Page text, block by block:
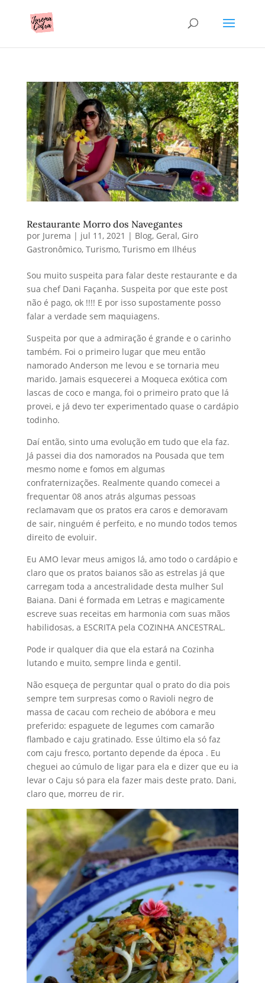
Restaurante Morro dos Navegantes
por Jurema | jul 11, 2021 | Blog, Geral, Giro
Gastronômico, Turismo, Turismo em Ilhéus
Sou muito suspeita para falar deste restaurante e da
sua chef Dani Façanha. Suspeita por que este post
não é pago, ok !!!! E por isso supostamente posso
falar a verdade sem maquiagens.
Suspeita por que a admiração é grande e o carinho
também. Foi o primeiro lugar que meu então
namorado Anderson me levou e se tornaria meu
marido. Jamais esquecerei a Moqueca exótica com
lascas de coco e manga, foi o primeiro prato que lá
provei, e já devo ter experimentado quase o cardápio
todinho.
Daí então, sinto uma evolução em tudo que ela faz.
Já passei dia dos namorados na Pousada que tem
mesmo nome e fomos em algumas
confraternizações. Realmente quando comecei a
frequentar 08 anos atrás algumas pessoas
reclamavam que os pratos era caros e demoravam
de sair, ninguém é perfeito, e no mundo todos temos
direito de evoluir.
Eu AMO levar meus amigos lá, amo todo o cardápio e
claro que os pratos baianos são as estrelas já que
carregam toda a ancestralidade desta mulher Sul
Baiana. Dani é formada em Letras e magicamente
escreve suas receitas em harmonia com suas mãos
habilidosas, a ESCRITA pela COZINHA ANCESTRAL.
Pode ir qualquer dia que ela estará na Cozinha
lutando e muito, sempre linda e gentil.
Não esqueça de perguntar qual o prato do dia pois
sempre tem surpresas como o Ravioli negro de
massa de cacau com recheio de abóbora e meu
preferido: espaguete de legumes com camarão
flambado e caju gratinado. Esse último ela só faz
com caju fresco, portanto depende da época . Eu
cheguei ao cúmulo de ligar para ela e dizer que eu ia
levar o Caju só para ela fazer mais deste prato. Dani,
claro que, morreu de rir.